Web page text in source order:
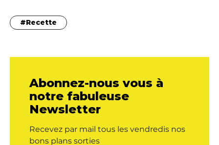
Recette
Abonnez-nous vous à
notre fabuleuse
Newsletter
Recevez par mail tous les vendredis nos
bons plans sorties